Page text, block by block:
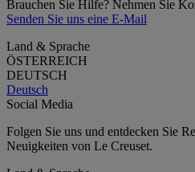
Brauchen Sie Hilfe? Nehmen Sie
Senden Sie uns eine E-Mail
Land & Sprache
ÖSTERREICH
DEUTSCH
Deutsch
Social Media
Folgen Sie uns und entdecken Sie
Neuigkeiten von Le Creuset.